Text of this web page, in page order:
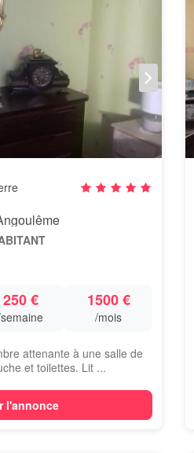
250 € 1500 €
/mois
attenante à une salle de
et toilettes. Lit ...
l'annonce